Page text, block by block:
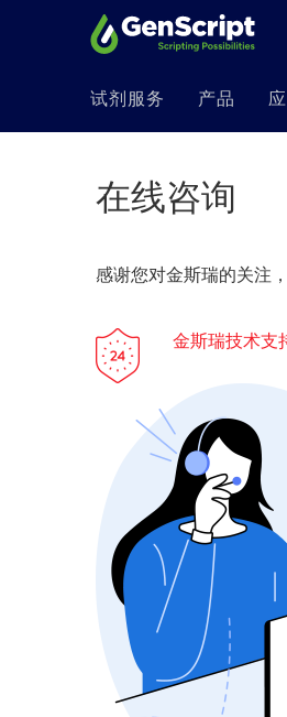
试剂服务 产品
在线咨询
感谢您对金斯瑞的关注
金斯瑞技术支